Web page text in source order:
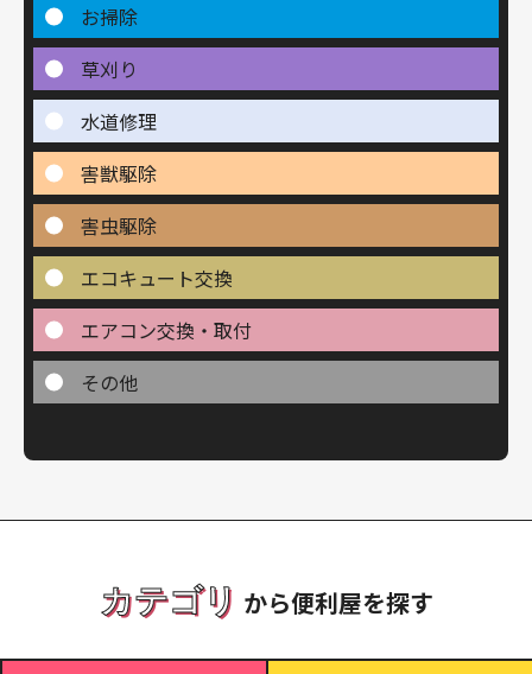
お掃除
草刈り
水道修理
害獣駆除
害虫駆除
エコキュート交換
エアコン交換・取付
その他
カテゴリ から便利屋を探す